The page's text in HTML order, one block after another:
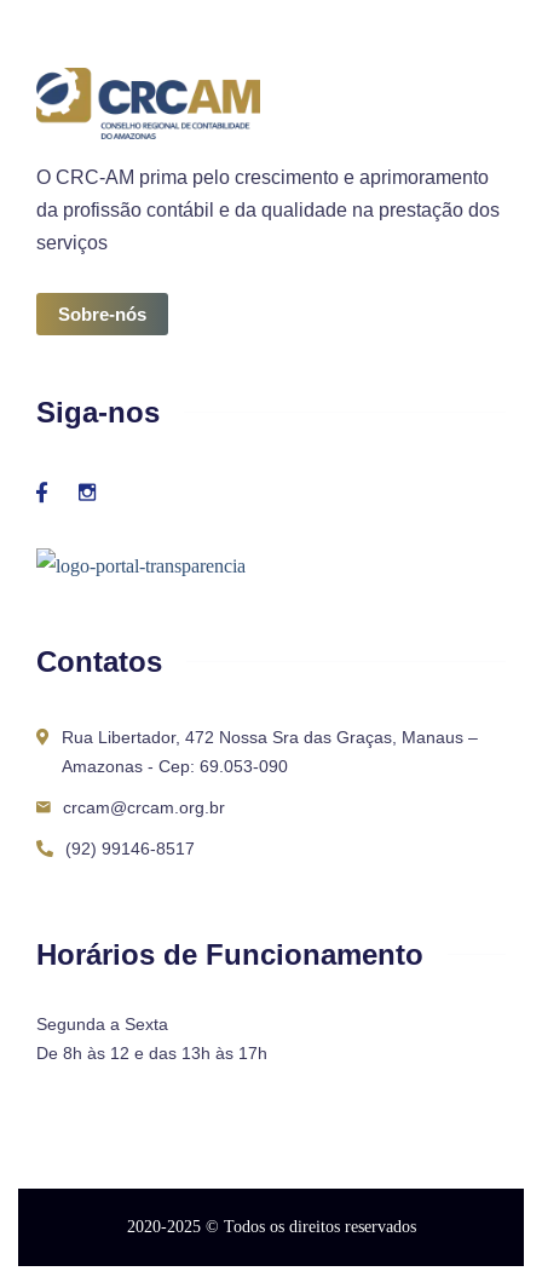
O CRC-AM prima pelo crescimento e aprimoramento
da profissão contábil e da qualidade na prestação dos
serviços
Sobre-nós
Siga-nos
Contatos
Rua Libertador, 472 Nossa Sra das Graças, Manaus –
Amazonas - Cep: 69.053-090
crcam@crcam.org.br
(92) 99146-8517
Horários de Funcionamento
Segunda a Sexta
De 8h às 12 e das 13h às 17h
2020-2025© Todos os direitos reservados